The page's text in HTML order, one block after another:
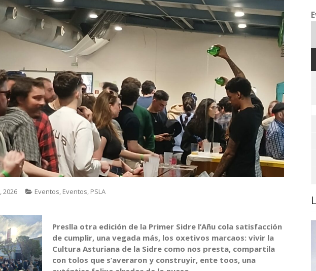
2026 Eventos, Eventos, PSLA
Preslla otra edición de la Primer Sidre l’Añu cola satisfacción
de cumplir, una vegada más, los oxetivos marcaos: vivir la
Cultura Asturiana de la Sidre como nos presta, compartila
con tolos que s’averaron y construyir, ente toos, una